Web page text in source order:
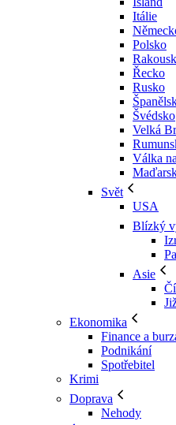
Itálie
Polsko
Řecko
Rusko
Švédsko
Velká
Válka
Svět
USA
Blízký
Asie
Ekonomika
Finance a
Podnikání
Spotřebitel
Krimi
Doprava
Nehody